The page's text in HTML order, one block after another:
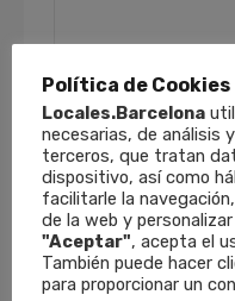
He leído y acepto
Finalidades:
remitirle
productos y
electrónicos.
consentimiento
Política de Cookies
Locales.Barcelona
necesarias, de análisis
terceros, que tratan
dispositivo, así como
facilitarle la
de la web y
"Aceptar", acepta el
También puede hacer
para proporcionar un